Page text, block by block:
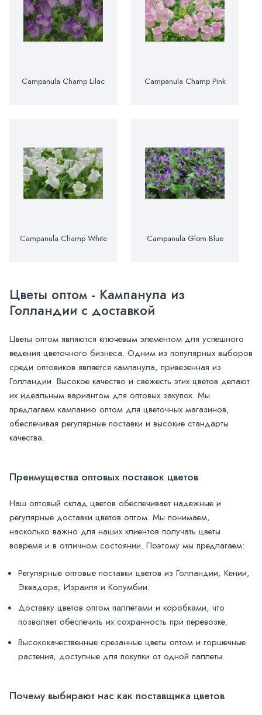
Campanula Champ Lilac Campanula Champ Pink
Campanula Champ White Campanula Glom Blue
Цветы оптом - Кампанула из
Голландии с доставкой
Цветы оптом являются ключевым элементом для успешного
ведения цветочного бизнеса. Одним из популярных выборов
среди оптовиков является кампанула, привезенная из
Голландии. Высокое качество и свежесть этих цветов делают
их идеальным вариантом для оптовых закупок. Мы
предлагаем кампанию оптом для цветочных магазинов,
обеспечивая регулярные поставки и высокие стандарты
качества.
Преимущества оптовых поставок цветов
Наш оптовый склад цветов обеспечивает надежные и
регулярные доставки цветов оптом. Мы понимаем,
насколько важно для наших клиентов получать цветы
вовремя и в отличном состоянии. Поэтому мы предлагаем:
Регулярные оптовые поставки цветов из Голландии, Кении,
Эквадора, Израиля и Колумбии.
Доставку цветов оптом паллетами и коробками, что
позволяет обеспечить их сохранность при перевозке.
Высококачественные срезанные цветы оптом и горшечные
растения, доступные для покупки от одной паллеты.
Почему выбирают нас как поставщика цветов